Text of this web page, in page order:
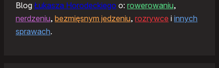
Blog Łukasza Horodeckiego o: rowerowaniu,
nerdzeniu, bezmięsnym jedzeniu, rozrywce i innych
sprawach.